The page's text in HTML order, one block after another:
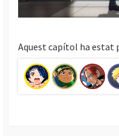
Aquest capítol ha estat